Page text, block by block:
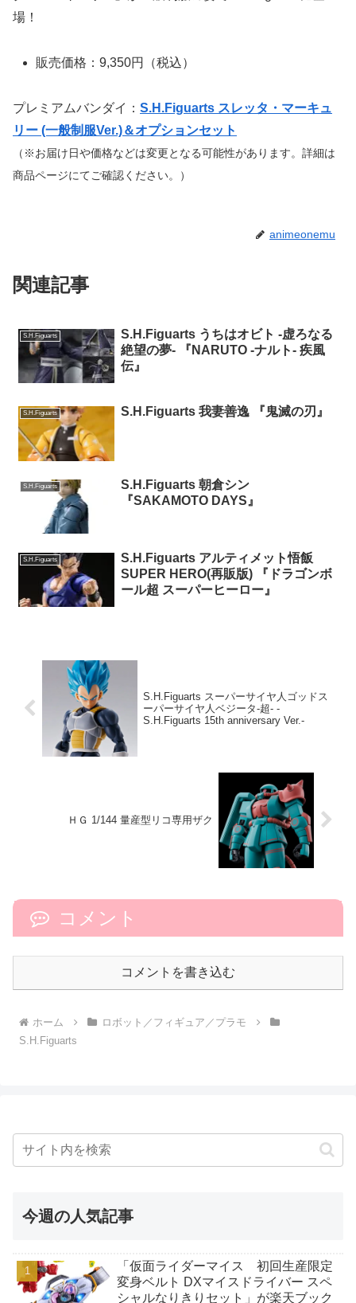
場！
販売価格：9,350円（税込）
プレミアムバンダイ： S.H.Figuarts スレッタ・マーキュ
リー (一般制服Ver.)＆オプションセット
（※お届け日や価格などは変更となる可能性があります。詳細は
商品ページにてご確認ください。）
animeonemu
関連記事
S.H.Figuarts
S.H.Figuarts うちはオビト -虚ろなる
絶望の夢- 『NARUTO -ナルト- 疾風
伝』
S.H.Figuarts S.H.Figuarts 我妻善逸 『鬼滅の刃』
S.H.Figuarts
S.H.Figuarts 朝倉シン
『SAKAMOTO DAYS』
S.H.Figuarts
S.H.Figuarts アルティメット悟飯
SUPER HERO(再販版) 『ドラゴンボ
ール超 スーパーヒーロー』
S.H.Figuarts スーパーサイヤ人ゴッドス
ーパーサイヤ人ベジータ-超- -
S.H.Figuarts 15th anniversary Ver.-
ＨＧ 1/144 量産型リコ専用ザク
コメント
コメントを書き込む
ホーム
ロボット／フィギュア／プラモ
S.H.Figuarts
今週の人気記事
「仮面ライダーマイス 初回生産限定
変身ベルト DXマイスドライバー スペ
シャルなりきりセット」が楽天ブック